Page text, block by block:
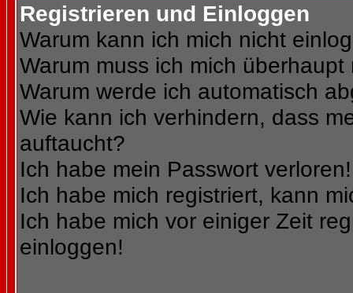
Registrieren und Einloggen
Warum kann ich mich nicht
Warum muss ich mich überhaupt
Warum werde ich automatisch
Wie kann ich verhindern, dass
auftaucht?
Ich habe mein Passwort verloren!
Ich habe mich registriert, kann
Ich habe mich vor einiger Zeit
einloggen!